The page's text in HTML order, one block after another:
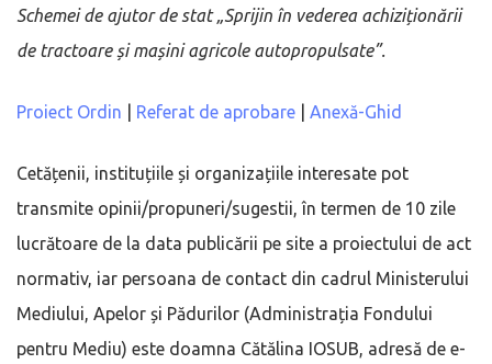
Schemei de ajutor de stat „Sprijin în vederea achiziționării
de tractoare și mașini agricole autopropulsate”.
Proiect Ordin Referat de aprobare Anexă-Ghid
Cetățenii, instituțiile și organizațiile interesate pot
transmite opinii/propuneri/sugestii, în termen de 10 zile
lucrătoare de la data publicării pe site a proiectului de act
normativ, iar persoana de contact din cadrul Ministerului
Mediului, Apelor și Pădurilor (Administrația Fondului
pentru Mediu) este doamna Cătălina IOSUB, adresă de e-